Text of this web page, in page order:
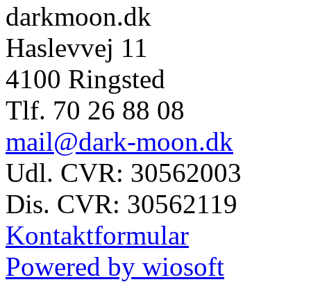
darkmoon.dk
Haslevvej 11
4100 Ringsted
Tlf. 70 26 88 08
mail@dark-moon.dk
Udl. CVR: 30562003
Dis. CVR: 30562119
Kontaktformular
Powered by wiosoft